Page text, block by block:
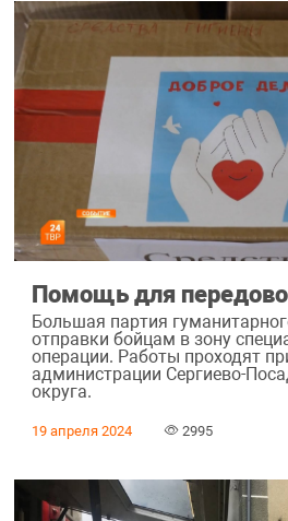
Помощь для
Большая партия
отправки бойцам в зону
операции. Работы проходят
администрации Сергиево-
округа.
19 апреля 2024 2995